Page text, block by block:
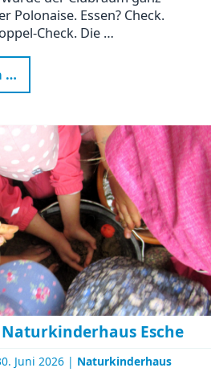
Polonaise. Essen? Check.
Check. Die …
…
besonderer
in
der
Gustav
|
Clubraum
eingeweiht
Esche
Juni 2026 | Naturkinderhaus